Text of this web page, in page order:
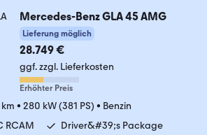
Mercedes-Benz GLA 45 AMG
Lieferung möglich
28.749 €
ggf. zzgl. Lieferkosten
Erhöhter Preis
• 280 kW (381 PS) • Benzin
RCAM
Driver&#39;s Package